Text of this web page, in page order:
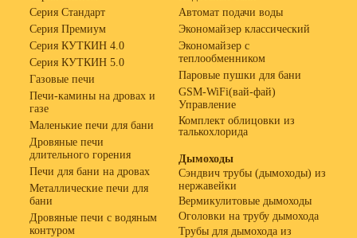
Серия Стандарт
Серия Премиум
Серия КУТКИН 4.0
Серия КУТКИН 5.0
Газовые печи
Печи-камины на дровах и
газе
Маленькие печи для бани
Дровяные печи
длительного горения
Печи для бани на дровах
Металлические печи для
бани
Дровяные печи с водяным
контуром
Автомат подачи воды
Экономайзер классический
Экономайзер с
теплообменником
Паровые пушки для бани
GSM-WiFi(вай-фай)
Управление
Комплект облицовки из
талькохлорида
Дымоходы
Сэндвич трубы (дымоходы) из
нержавейки
Вермикулитовые дымоходы
Оголовки на трубу дымохода
Трубы для дымохода из